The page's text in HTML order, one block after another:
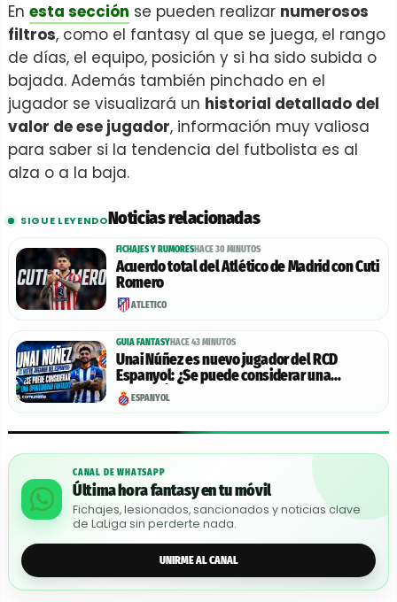
En esta sección se pueden realizar numerosos
filtros, como el fantasy al que se juega, el rango
de días, el equipo, posición y si ha sido subida o
bajada. Además también pinchado en el
jugador se visualizará un historial detallado del
valor de ese jugador, información muy valiosa
para saber si la tendencia del futbolista es al
alza o a la baja.
SIGUE LEYENDONoticias relacionadas
FICHAJES Y RUMORESHACE 30 MINUTOS
Acuerdo total del Atlético de Madrid con Cuti
Romero
ATLÉTICO
GUIA FANTASYHACE 43 MINUTOS
Unai Núñez es nuevo jugador del RCD
Espanyol: ¿Se puede considerar una
oportunidad Fantasy?
ESPANYOL
CANAL DE WHATSAPP
Última hora fantasy en tu móvil
Fichajes, lesionados, sancionados y noticias clave
de LaLiga sin perderte nada.
UNIRME AL CANAL